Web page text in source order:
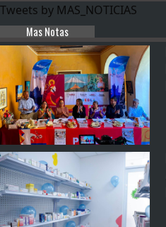
Tweets by MAS_NOTICIAS
Mas Notas